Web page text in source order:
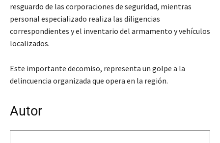
resguardo de las corporaciones de seguridad, mientras
personal especializado realiza las diligencias
correspondientes y el inventario del armamento y vehículos
localizados.
Este importante decomiso, representa un golpe a la
delincuencia organizada que opera en la región.
Autor